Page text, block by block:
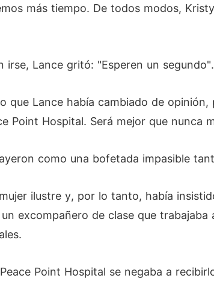
más tiempo. De todos modos,
irse, Lance gritó: "Esperen un segundo".
que Lance había cambiado de
Point Hospital. Será mejor que nunca
como una bofetada impasible
ilustre y, por lo tanto, había
excompañero de clase que
Point Hospital se negaba a